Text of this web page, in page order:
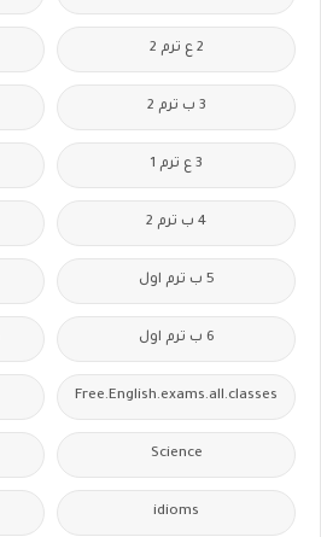
2 ع ترم 2
3 ب ترم 2
3 ع ترم 1
4 ب ترم 2
5 ب ترم اول
6 ب ترم اول
Free.English.exams.all.classes
Science
idioms